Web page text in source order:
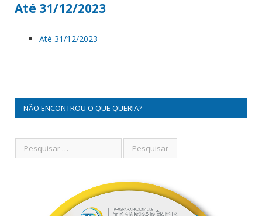
Até 31/12/2023
Até 31/12/2023
NÃO ENCONTROU O QUE QUERIA?